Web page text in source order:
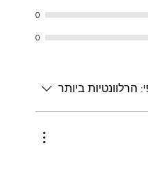
0
0
הרלוונטיות ביותר